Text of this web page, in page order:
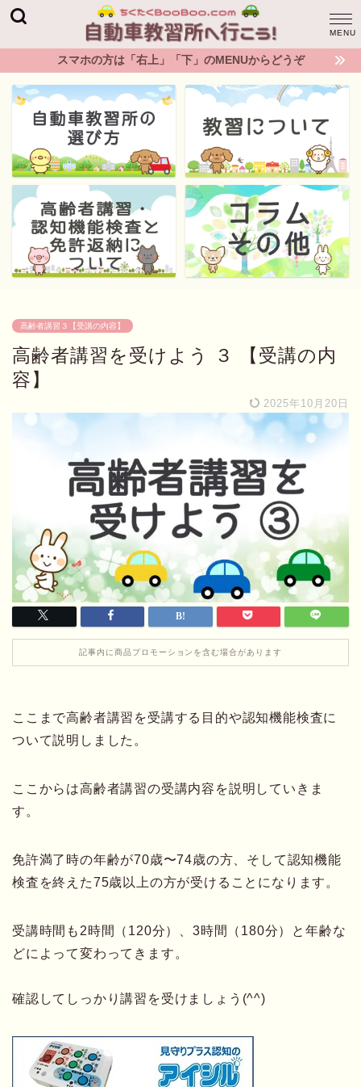
スマホの方は「右上」「下」のMENUからどうぞ
高齢者講習３【受講の内容】
高齢者講習を受けよう ３ 【受講の内
容】
2025年10月20日
記事内に商品プロモーションを含む場合があります
ここまで高齢者講習を受講する目的や認知機能検査に
ついて説明しました。
ここからは高齢者講習の受講内容を説明していきま
す。
免許満了時の年齢が70歳〜74歳の方、そして認知機能
検査を終えた75歳以上の方が受けることになります。
受講時間も2時間（120分）、3時間（180分）と年齢な
どによって変わってきます。
確認してしっかり講習を受けましょう(^^)